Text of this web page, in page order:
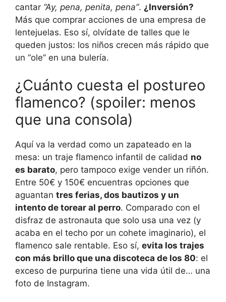
cantar “Ay, pena, penita, pena”. ¿Inversión?
Más que comprar acciones de una empresa de
lentejuelas. Eso sí, olvídate de talles que le
queden justos: los niños crecen más rápido que
un “ole” en una bulería.
¿Cuánto cuesta el postureo
flamenco? (spoiler: menos
que una consola)
Aquí va la verdad como un zapateado en la
mesa: un traje flamenco infantil de calidad no
es barato, pero tampoco exige vender un riñón.
Entre 50€ y 150€ encuentras opciones que
aguantan tres ferias, dos bautizos y un
intento de torear al perro. Comparado con el
disfraz de astronauta que solo usa una vez (y
acaba en el techo por un cohete imaginario), el
flamenco sale rentable. Eso sí, evita los trajes
con más brillo que una discoteca de los 80: el
exceso de purpurina tiene una vida útil de… una
foto de Instagram.